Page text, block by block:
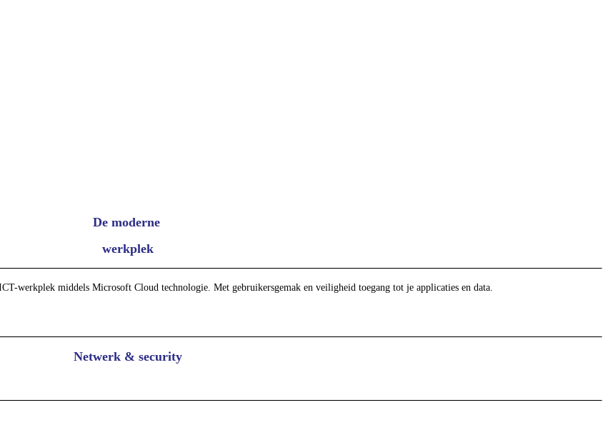
De moderne
werkplek
werkplek middels Microsoft Cloud technologie. Met gebruikersgemak en veiligheid toegang tot je applicaties en data.
Netwerk & security